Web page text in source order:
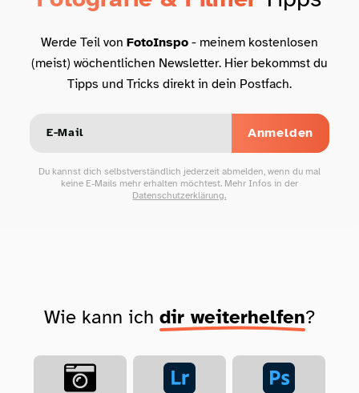
Werde Teil von FotoInspo- meinem kostenlosen
(meist) wöchentlichen Newsletter. Hier bekommst du
Tipps und Tricks direkt in dein Postfach.
Anmelden
Du kannst dich selbstverständlich jederzeit abmelden, wenn du mal
keine E-Mails mehr erhalten möchtest. Mehr Infos in der
Datenschutzerklärung.
Wie kann ich dir weiterhelfen?